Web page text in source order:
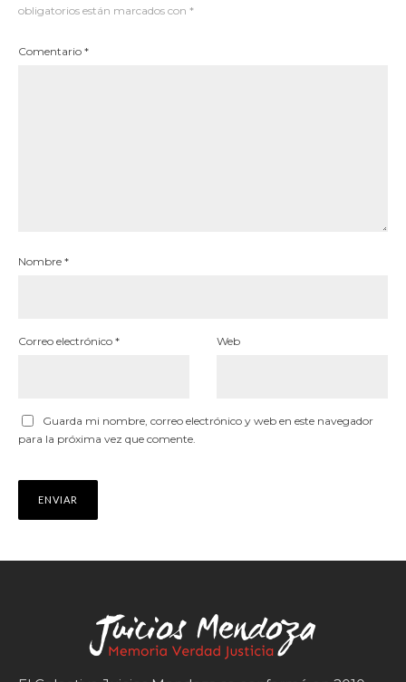
obligatorios están marcados con *
Comentario *
Nombre *
Correo electrónico * Web
Guarda mi nombre, correo electrónico y web en este navegador
para la próxima vez que comente.